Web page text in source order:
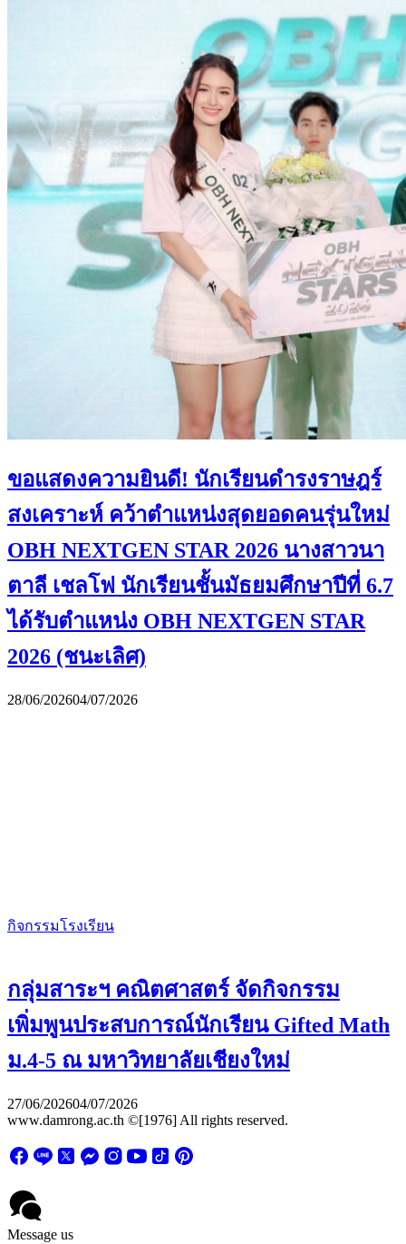
ขอแสดงความยินดี! นักเรียนดำรงราษฎร์
สงเคราะห์ คว้าตำแหน่งสุดยอดคนรุ่นใหม่
OBH NEXTGEN STAR 2026 นางสาวนา
ตาลี เชลโฟ นักเรียนชั้นมัธยมศึกษาปีที่ 6.7
ได้รับตำแหน่ง OBH NEXTGEN STAR
2026 (ชนะเลิศ)
28/06/202604/07/2026
กิจกรรมโรงเรียน
กลุ่มสาระฯ คณิตศาสตร์ จัดกิจกรรม
เพิ่มพูนประสบการณ์นักเรียน Gifted Math
ม.4-5 ณ มหาวิทยาลัยเชียงใหม่
27/06/202604/07/2026
www.damrong.ac.th ©[1976] All rights reserved.
Message us